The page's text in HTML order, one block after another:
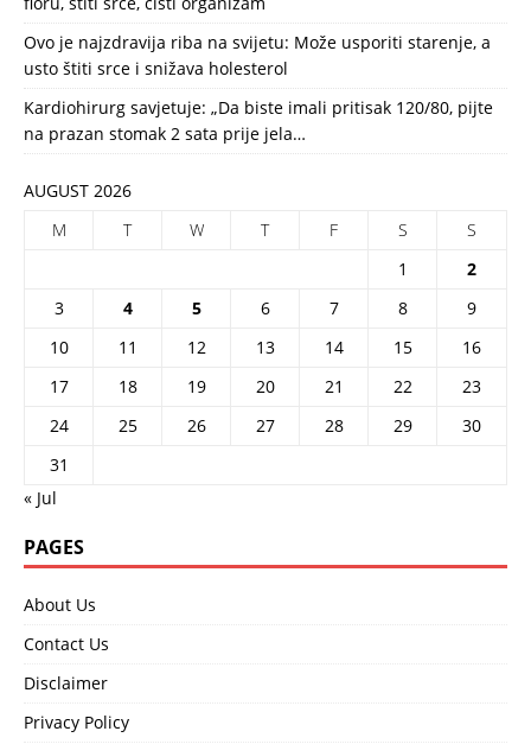
Ovo je najzdravija riba na svijetu: Može usporiti starenje, a
usto štiti srce i snižava holesterol
Kardiohirurg savjetuje: „Da biste imali pritisak 120/80, pijte
na prazan stomak 2 sata prije jela…
AUGUST 2026
M
T W T F S
S
1
2
3
4 5 6 7 8
9
10
11 12 13 14 15
16
17
18 19 20 21 22
23
24
25 26 27 28 29
30
31
« Jul
PAGES
About Us
Contact Us
Disclaimer
Privacy Policy